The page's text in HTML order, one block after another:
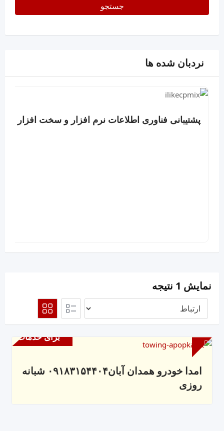
جستجو
نردبان شده ها
پشتیبانی فناوری اطلاعات نرم افزار و سخت افزار
نمایش 1 نتیجه
برای خدمات
امدا خودرو همدان آبان۰۹۱۸۳۱۵۴۴۰۴ شبانه
روزی